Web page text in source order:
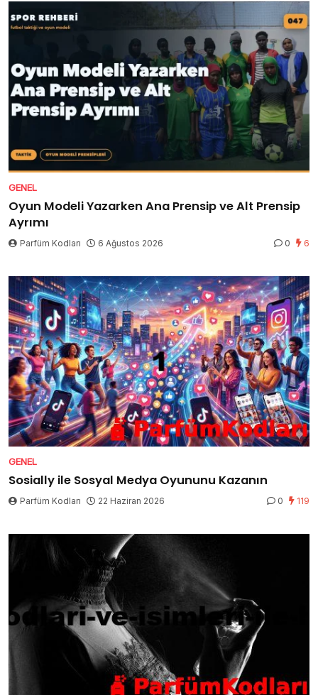
GENEL
Oyun Modeli Yazarken Ana Prensip ve Alt Prensip
Ayrımı
Parfüm Kodları 6 Ağustos 2026 0 6
GENEL
Sosially ile Sosyal Medya Oyununu Kazanın
Parfüm Kodları 22 Haziran 2026 0 119